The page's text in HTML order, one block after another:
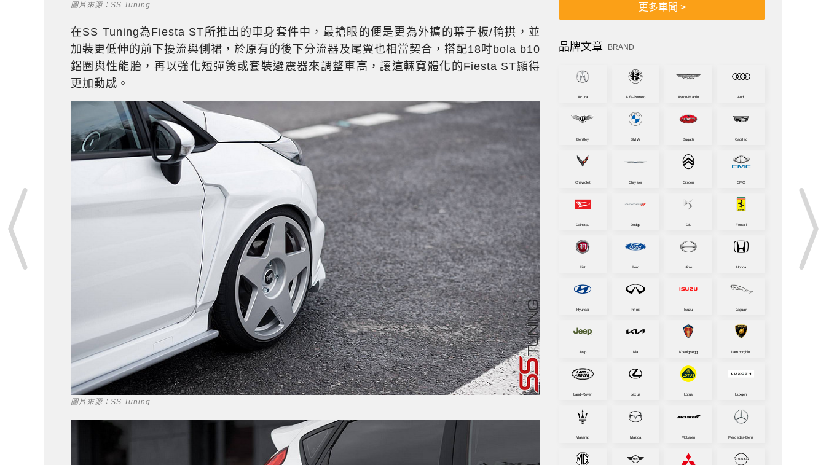
圖片來源：SS Tuning
在SS Tuning為Fiesta ST所推出的車身套件中，最搶眼的便是更為外擴的葉子板/輪拱，並
加裝更低伸的前下擾流與側裙，於原有的後下分流器及尾翼也相當契合，搭配18吋bola b10
鋁圈與性能胎，再以強化短彈簧或套裝避震器來調整車高，讓這輛寬體化的Fiesta ST顯得
更加動感。
圖片來源：SS Tuning
更多車聞 >
品牌文章 BRAND
Acura Alfa-Romeo Aston-Martin Audi
Bentley BMW Bugatti Cadillac
Chevrolet Chrysler Citroen CMC
Daihatsu Dodge DS Ferrari
Fiat Ford Hino Honda
Hyundai Infiniti Isuzu Jaguar
Jeep Kia Koenigsegg Lamborghini
Land-Rover Lexus Lotus Luxgen
Maserati Mazda McLaren Mercedes-Benz